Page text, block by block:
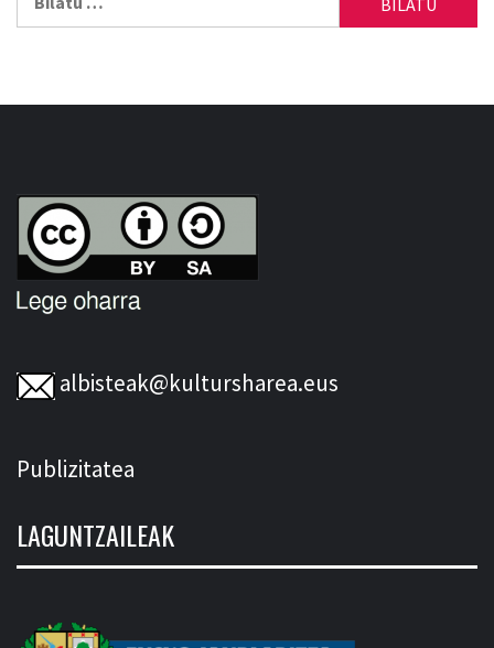
albisteak@kultursharea.eus
Publizitatea
LAGUNTZAILEAK